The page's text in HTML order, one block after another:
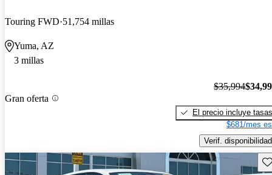
Touring FWD 51,754 millas
Yuma, AZ
3 millas
Gran oferta
$35,994
El precio incluye tasas
$681/mes
Verif. disponibilidad